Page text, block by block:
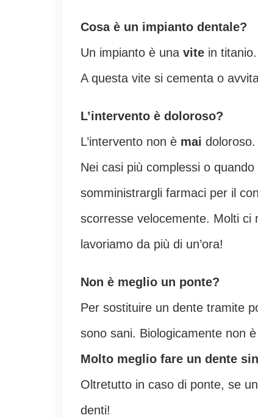
Cosa è un impianto dentale?
Un impianto è una vite in
A questa vite si cementa o
L’intervento è doloroso?
L’intervento non è mai
Nei casi più complessi o
somministrargli farmaci per il
scorresse velocemente. Molti ci
lavoriamo da più di un’ora!
Non è meglio un ponte?
Per sostituire un dente tramite
sono sani. Biologicamente non
Molto meglio fare un dente
Oltretutto in caso di ponte, se
denti!